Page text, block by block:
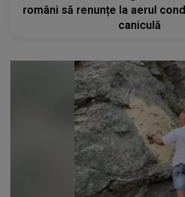
români să renunțe la aerul
caniculă